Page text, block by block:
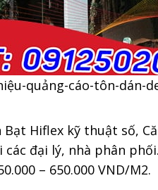
quảng-cáo-tôn-dán-
Bạt Hiflex kỹ thuật số,
các đại lý, nhà phân phối.
– 650.000 VND/M2.